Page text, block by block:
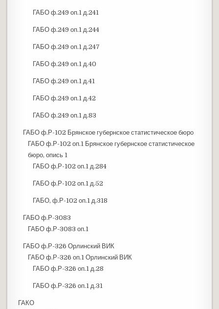
ГАБО ф.249 оп.1 д.241
ГАБО ф.249 оп.1 д.244
ГАБО ф.249 оп.1 д.247
ГАБО ф.249 оп.1 д.40
ГАБО ф.249 оп.1 д.41
ГАБО ф.249 оп.1 д.42
ГАБО ф.249 оп.1 д.83
ГАБО ф.Р-102 Брянское губернское статистическое бюро
ГАБО ф.Р-102 оп.1 Брянское губернское статистическое
бюро, опись 1
ГАБО ф.Р-102 оп.1 д.284
ГАБО ф.Р-102 оп.1 д.52
ГАБО, ф.Р-102 оп.1 д.318
ГАБО ф.Р-3083
ГАБО ф.Р-3083 оп.1
ГАБО ф.Р-326 Орлинский ВИК
ГАБО ф.Р-326 оп.1 Орлинский ВИК
ГАБО ф.Р-326 оп.1 д.28
ГАБО ф.Р-326 оп.1 д.31
ГАКО